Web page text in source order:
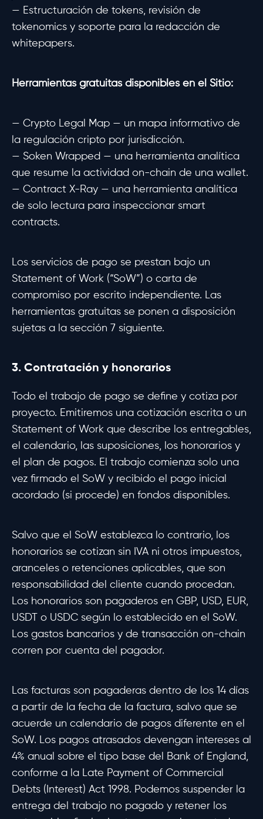
— Estructuración de tokens, revisión de
tokenomics y soporte para la redacción de
whitepapers.
Herramientas gratuitas disponibles en el Sitio:
— Crypto Legal Map — un mapa informativo de
la regulación cripto por jurisdicción.
— Soken Wrapped — una herramienta analítica
que resume la actividad on-chain de una wallet.
— Contract X-Ray — una herramienta analítica
de solo lectura para inspeccionar smart
contracts.
Los servicios de pago se prestan bajo un
Statement of Work (“SoW”) o carta de
compromiso por escrito independiente. Las
herramientas gratuitas se ponen a disposición
sujetas a la sección 7 siguiente.
3. Contratación y honorarios
Todo el trabajo de pago se define y cotiza por
proyecto. Emitiremos una cotización escrita o un
Statement of Work que describe los entregables,
el calendario, las suposiciones, los honorarios y
el plan de pagos. El trabajo comienza solo una
vez firmado el SoW y recibido el pago inicial
acordado (si procede) en fondos disponibles.
Salvo que el SoW establezca lo contrario, los
honorarios se cotizan sin IVA ni otros impuestos,
aranceles o retenciones aplicables, que son
responsabilidad del cliente cuando procedan.
Los honorarios son pagaderos en GBP, USD, EUR,
USDT o USDC según lo establecido en el SoW.
Los gastos bancarios y de transacción on-chain
corren por cuenta del pagador.
Las facturas son pagaderas dentro de los 14 días
a partir de la fecha de la factura, salvo que se
acuerde un calendario de pagos diferente en el
SoW. Los pagos atrasados devengan intereses al
4% anual sobre el tipo base del Bank of England,
conforme a la Late Payment of Commercial
Debts (Interest) Act 1998. Podemos suspender la
entrega del trabajo no pagado y retener los